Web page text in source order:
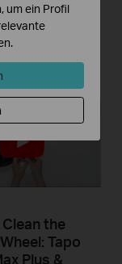
Max Plus
Max
the
Tapo
Plus &
um ein Profil